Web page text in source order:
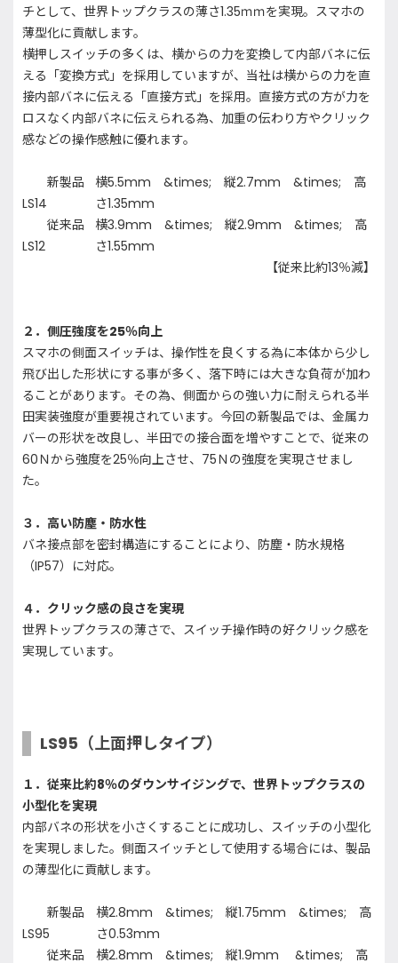
チとして、世界トップクラスの薄さ1.35ｍｍを実現。スマホの
薄型化に貢献します。
横押しスイッチの多くは、横からの力を変換して内部バネに伝
える「変換方式」を採用していますが、当社は横からの力を直
接内部バネに伝える「直接方式」を採用。直接方式の方が力を
ロスなく内部バネに伝えられる為、加重の伝わり方やクリック
感などの操作感触に優れます。
新製品
LS14
横5.5mm &times; 縦2.7mm &times; 高
さ1.35mm
従来品
LS12
横3.9mm &times; 縦2.9mm &times; 高
さ1.55mm
【従来比約13％減】
２．側圧強度を25％向上
スマホの側面スイッチは、操作性を良くする為に本体から少し
飛び出した形状にする事が多く、落下時には大きな負荷が加わ
ることがあります。その為、側面からの強い力に耐えられる半
田実装強度が重要視されています。今回の新製品では、金属カ
バーの形状を改良し、半田での接合面を増やすことで、従来の
60Ｎから強度を25％向上させ、75Ｎの強度を実現させまし
た。
３．高い防塵・防水性
バネ接点部を密封構造にすることにより、防塵・防水規格
（IP57）に対応。
４．クリック感の良さを実現
世界トップクラスの薄さで、スイッチ操作時の好クリック感を
実現しています。
LS95（上面押しタイプ）
１．従来比約8％のダウンサイジングで、世界トップクラスの
小型化を実現
内部バネの形状を小さくすることに成功し、スイッチの小型化
を実現しました。側面スイッチとして使用する場合には、製品
の薄型化に貢献します。
新製品
LS95
横2.8mm &times; 縦1.75mm &times; 高
さ0.53mm
従来品
横2.8mm &times; 縦1.9mm &times; 高